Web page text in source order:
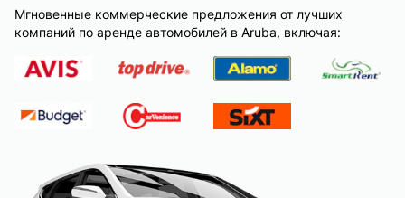
Мгновенные коммерческие предложения от лучших
компаний по аренде автомобилей в Aruba, включая: